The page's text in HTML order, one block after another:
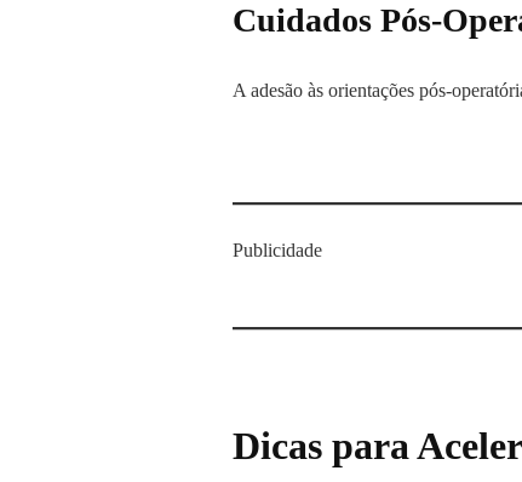
Cuidados Pós-
A adesão às orientações pós-
Publicidade
Dicas para